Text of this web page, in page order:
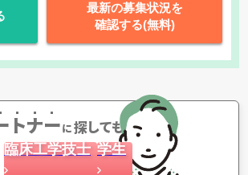
最新の募集状況を
確認する(無料)
トナーに探してもらう
臨床工学技士 学生